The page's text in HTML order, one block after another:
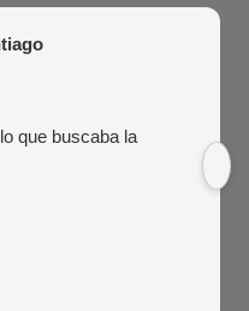
que buscaba la